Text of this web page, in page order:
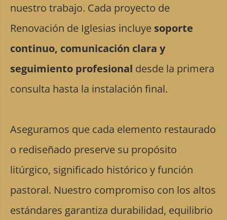
nuestro trabajo. Cada proyecto de
Renovación de Iglesias incluye soporte
continuo, comunicación clara y
seguimiento profesional desde la primera
consulta hasta la instalación final.
Aseguramos que cada elemento restaurado
o rediseñado preserve su propósito
litúrgico, significado histórico y función
pastoral. Nuestro compromiso con los altos
estándares garantiza durabilidad, equilibrio